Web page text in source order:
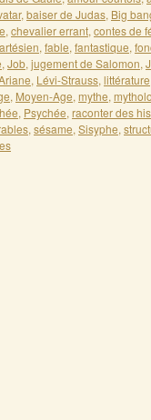
, baiser de Judas, Big
, chevalier errant, contes de
, fable, fantastique,
, Job, jugement de Salomon,
, Lévi-Strauss, littérature
, Moyen-Age, mythe,
, Psychée, raconter des
, sésame, Sisyphe,